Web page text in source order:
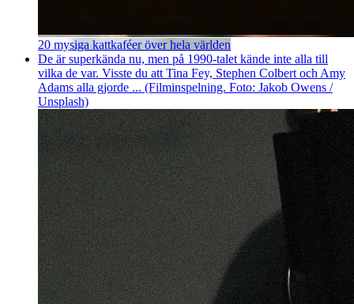
20 mysiga kattkaféer över hela världen
De är superkända nu, men på 1990-talet kände inte alla till
vilka de var. Visste du att Tina Fey, Stephen Colbert och Amy
Adams alla gjorde ... (Filminspelning. Foto: Jakob Owens /
Unsplash)